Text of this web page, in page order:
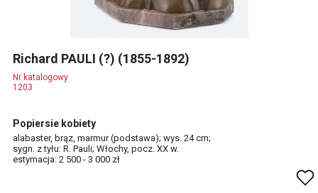
Richard PAULI (?) (1855-1892)
Nr katalogowy
1203
Popiersie kobiety
alabaster, brąz, marmur (podstawa); wys. 24 cm;
sygn. z tyłu: R. Pauli; Włochy, pocz. XX w.
estymacja: 2 500 - 3 000 zł